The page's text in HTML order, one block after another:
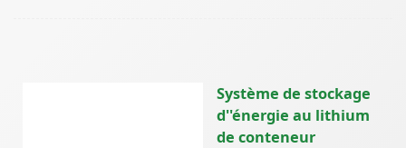
Système de stockage
d''énergie au lithium
de conteneur